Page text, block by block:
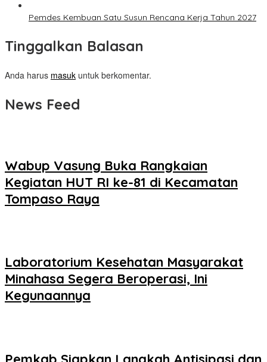
Pemdes Kembuan Satu Susun Rencana Kerja Tahun 2027
Tinggalkan Balasan
Anda harus masuk untuk berkomentar.
News Feed
Wabup Vasung Buka Rangkaian
Kegiatan HUT RI ke-81 di Kecamatan
Tompaso Raya
Laboratorium Kesehatan Masyarakat
Minahasa Segera Beroperasi, Ini
Kegunaannya